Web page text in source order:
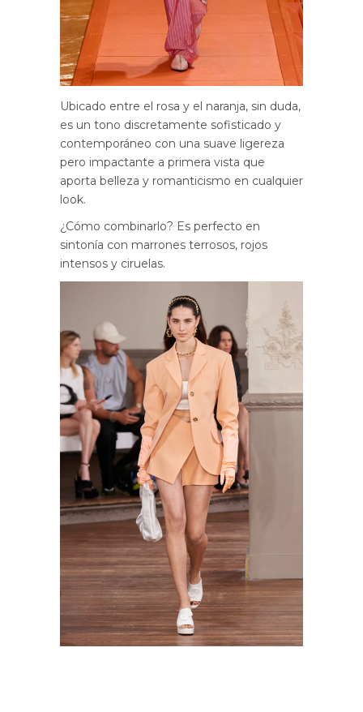
Ubicado entre el rosa y el naranja, sin duda,
es un tono discretamente sofisticado y
contemporáneo con una suave ligereza
pero impactante a primera vista que
aporta belleza y romanticismo en cualquier
look.
¿Cómo combinarlo? Es perfecto en
sintonía con marrones terrosos, rojos
intensos y ciruelas.